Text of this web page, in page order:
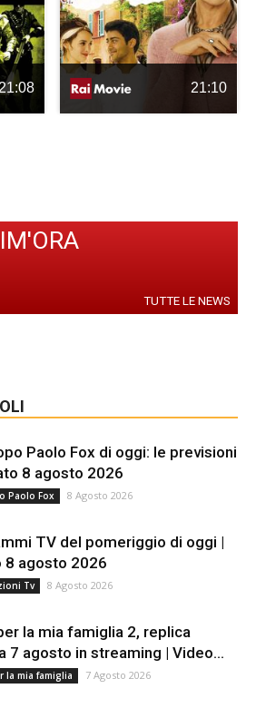
21:10
TUTTE LE NEWS
Paolo Fox di oggi: le previsioni
8 agosto 2026
Paolo Fox 8 Agosto 2026
TV del pomeriggio di oggi |
8 agosto 2026
Tv 8 Agosto 2026
la mia famiglia 2, replica
7 agosto in streaming | Video...
la mia famiglia 7 Agosto 2026